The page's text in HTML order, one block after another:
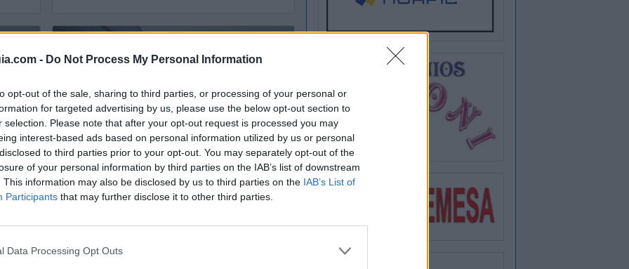
- Do Not Process My Personal Information
opt-out of the sale, sharing to third parties, or processing of your personal or
for targeted advertising by us, please use the below opt-out section to
selection. Please note that after your opt-out request is processed you may
interest-based ads based on personal information utilized by us or personal
to third parties prior to your opt-out. You may separately opt-out of the
of your personal information by third parties on the IAB’s list of downstream
This information may also be disclosed by us to third parties on the IAB’s List of
Participants that may further disclose it to other third parties.
Data Processing Opt Outs
Gijón (Asturias)
Ver más